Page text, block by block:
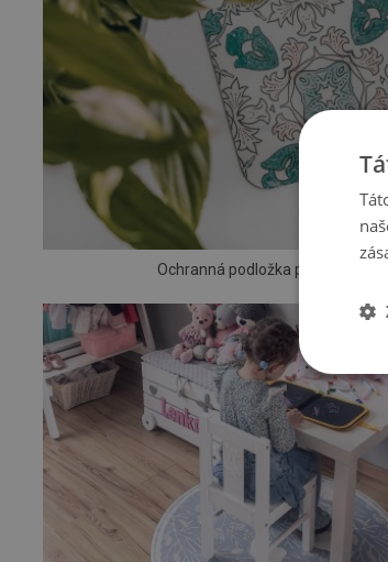
Ochranná podložka pod stoličku